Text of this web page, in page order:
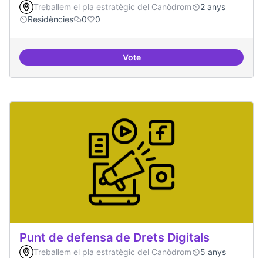
Treballem el pla estratègic del Canòdrom
2 anys
Residències
0 0
VoteRecerca + residències
Punt de defensa de Drets Digitals
Treballem el pla estratègic del Canòdrom
5 anys